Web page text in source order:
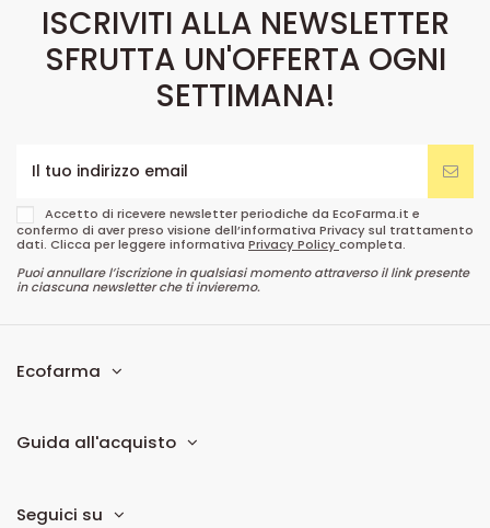
ISCRIVITI ALLA NEWSLETTER
SFRUTTA UN'OFFERTA OGNI
SETTIMANA!
Accetto di ricevere newsletter periodiche da EcoFarma.it e
confermo di aver preso visione dell’informativa Privacy sul trattamento
dati. Clicca per leggere informativa Privacy Policycompleta.
Puoi annullare l’iscrizione in qualsiasi momento attraverso il link presente
in ciascuna newsletter che ti invieremo.
Ecofarma
Guida all'acquisto
Seguici su